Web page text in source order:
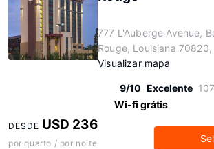
777 L'Auberge Avenue,
Rouge, Louisiana 70820,
Visualizar mapa
9/10 Excelente
Wi-fi grátis
DESDE USD 236
por quarto / por noite